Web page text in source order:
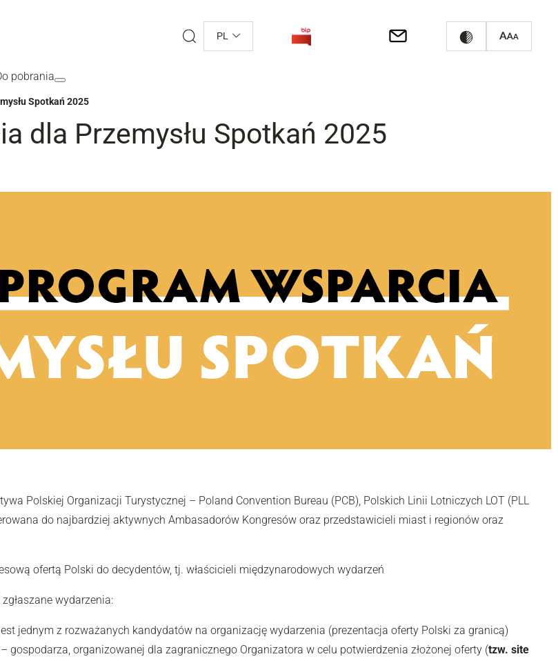
PL
pobrania
Spotkań 2025
dla Przemysłu Spotkań 2025
Polskiej Organizacji Turystycznej – Poland Convention Bureau (PCB), Polskich Linii Lotniczych LOT (PLL
do najbardziej aktywnych Ambasadorów Kongresów oraz przedstawicieli miast i regionów oraz
ofertą Polski do decydentów, tj. właścicieli międzynarodowych wydarzeń
wydarzenia:
jednym z rozważanych kandydatów na organizację wydarzenia (prezentacja oferty Polski za granicą)
organizowanej dla zagranicznego Organizatora w celu potwierdzenia złożonej oferty (tzw. site